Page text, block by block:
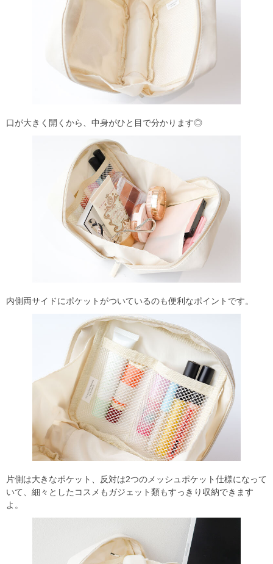
口が大きく開くから、中身がひと目で分かります◎
内側両サイドにポケットがついているのも便利なポイントです。
片側は大きなポケット、反対は2つのメッシュポケット仕様になって
いて、細々としたコスメもガジェット類もすっきり収納できます
よ。